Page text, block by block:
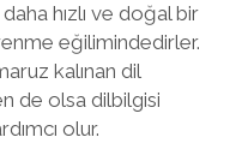
hızlı ve doğal bir
eğilimindedirler.
kalınan dil
de olsa dilbilgisi
olur.